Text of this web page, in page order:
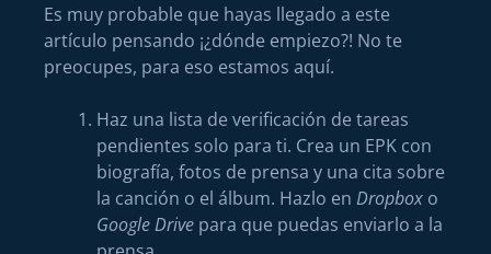
Es muy probable que hayas llegado a este
artículo pensando ¡¿dónde empiezo?! No te
preocupes, para eso estamos aquí.
Haz una lista de verificación de tareas
pendientes solo para ti. Crea un EPK con
biografía, fotos de prensa y una cita sobre
la canción o el álbum. Hazlo en Dropbox o
Google Drive para que puedas enviarlo a la